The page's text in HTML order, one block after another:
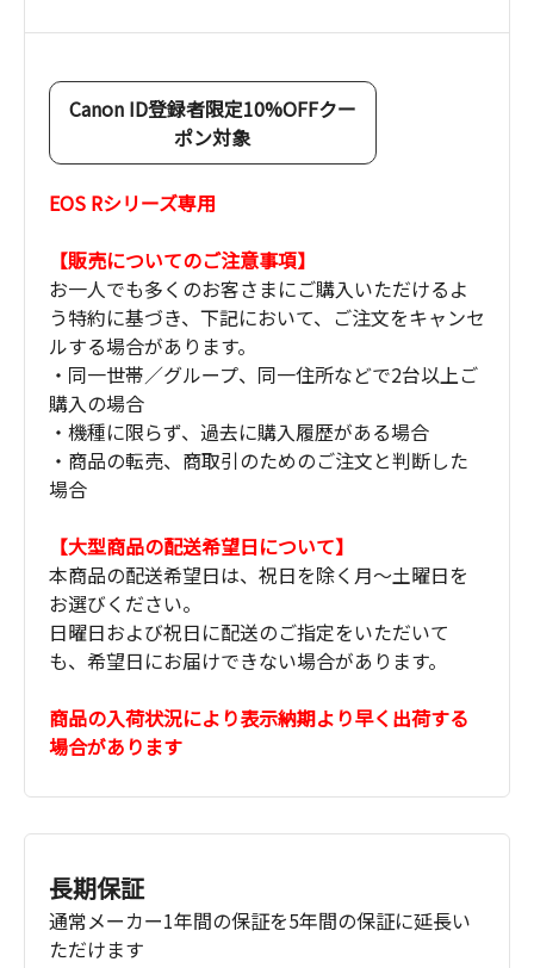
Canon ID登録者限定10%OFFクー
ポン対象
EOS Rシリーズ専用
【販売についてのご注意事項】
お一人でも多くのお客さまにご購入いただけるよ
う特約に基づき、下記において、ご注文をキャンセ
ルする場合があります。
・同一世帯／グループ、同一住所などで2台以上ご
購入の場合
・機種に限らず、過去に購入履歴がある場合
・商品の転売、商取引のためのご注文と判断した
場合
【大型商品の配送希望日について】
本商品の配送希望日は、祝日を除く月～土曜日を
お選びください。
日曜日および祝日に配送のご指定をいただいて
も、希望日にお届けできない場合があります。
商品の入荷状況により表示納期より早く出荷する
場合があります
長期保証
通常メーカー1年間の保証を5年間の保証に延長い
ただけます